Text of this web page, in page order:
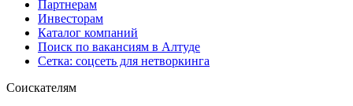
Партнерам
Инвесторам
Каталог компаний
Поиск по вакансиям в Алтуде
Сетка: соцсеть для нетворкинга
Соискателям